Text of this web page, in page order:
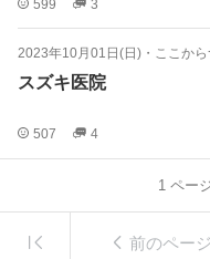
599 3
2023年10月01日(日) ・ ここか
スズキ医院
507 4
1 ペー
前のページ